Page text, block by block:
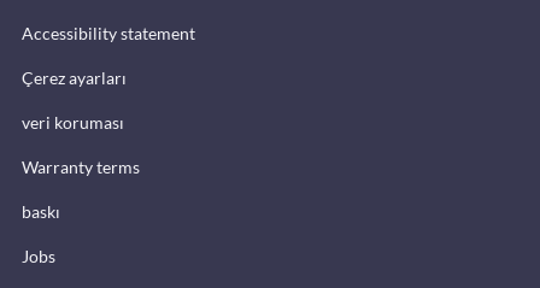
Accessibility statement
Çerez ayarları
veri koruması
Warranty terms
baskı
Jobs